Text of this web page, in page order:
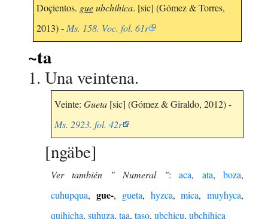
Doçientos. gueubchihica. [sic] (Gómez & Torres,
2013) - Ms. 158. Voc. fol. 61r
~ta
Una veintena.
Veinte: Gueta [sic] (Gómez & Giraldo, 2012) -
Ms. 2923. fol. 42r
ngäbe
Ver también " Numeral ":aca, ata,boza,
cuhupqua, gue-, gueta, hyzca,mica,muyhyca,
quihicha, suhuza, taa, taso, ubchicu, ubchihica